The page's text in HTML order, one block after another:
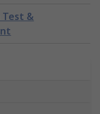
Test &